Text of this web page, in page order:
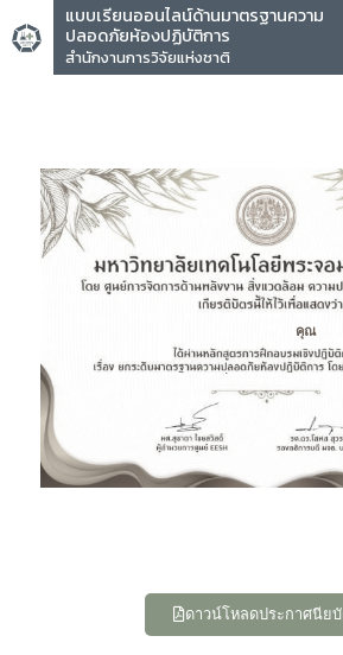
แบบเรียนออนไลน์ด้านมาตรฐานความ
ปลอดภัยห้องปฏิบัติการ
สำนักงานการวิจัยแห่งชาติ
คุณ
ดาวน์โหลดประกาศนีย